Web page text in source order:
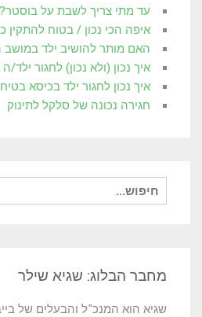
עד מתי צריך לשבת על בוסטר?
איפה הכי נכון / בטוח להתקין
האם מותר להושיב ילד במושב
איך נכון (ולא נכון) לחגור
איך נכון לחגור ילד בכיסא
חגירה נכונה של סלקל לתינוק
חיפוש
עבור:
מחבר הבלוג: שגיא שילר
שגיא הוא המנכ"ל והבעלים של